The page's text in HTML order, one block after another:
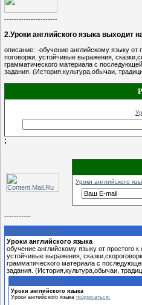
----------------------
2.Уроки английского языка выходит
описание: -обучение английскому языку
поговорки, устойчивые выражения,
грамматического материала с
задания. (История,культура,обычаи,
;
Уроки английского
-----------
Rambler-рассылки
Уроки английского языка
обучение английскому языку от простого
устойчивые выражения,
грамматического материала с
задания. (История,культура,обычаи,
Rambler-рассылки
Уроки английского языка
Уроки английского языка подписаться: